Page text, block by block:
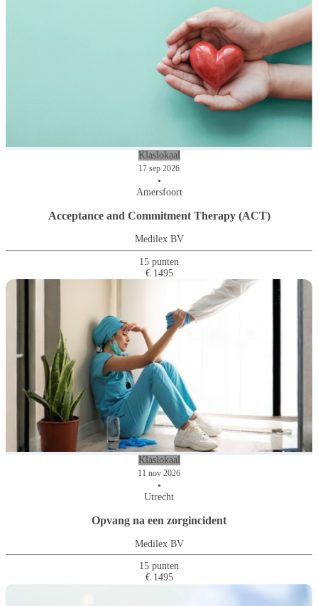
Klaslokaal
17 sep 2026
•
Amersfoort
Acceptance and Commitment Therapy (ACT)
Medilex BV
15 punten
€ 1495
Klaslokaal
11 nov 2026
•
Utrecht
Opvang na een zorgincident
Medilex BV
15 punten
€ 1495